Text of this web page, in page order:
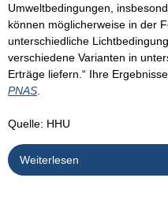
Umweltbedingungen,
können möglicherweise in der
unterschiedliche
verschiedene Varianten in
Erträge liefern.“ Ihre
PNAS
Quelle: HHU
Weiterlesen